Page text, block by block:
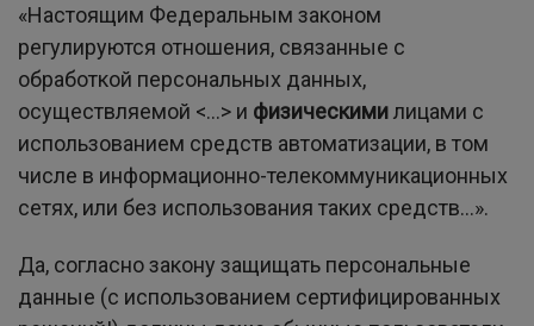
«Настоящим Федеральным законом
регулируются отношения, связанные с
обработкой персональных данных,
осуществляемой <...> и физическимилицами с
использованием средств автоматизации, в том
числе в информационно-телекоммуникационных
сетях, или без использования таких средств…».
Да, согласно закону защищать персональные
данные (с использованием сертифицированных